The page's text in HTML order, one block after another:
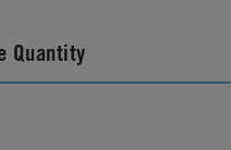
Quantity